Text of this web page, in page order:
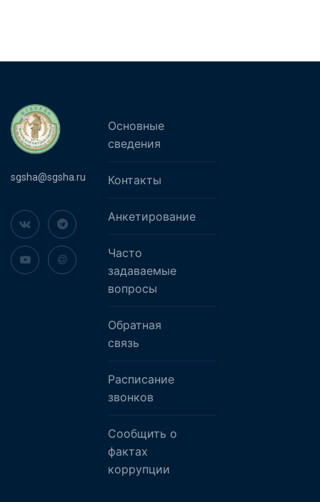
sgsha@sgsha.ru
Основные
сведения
Контакты
Анкетирование
Часто
задаваемые
вопросы
Обратная
связь
Расписание
звонков
Сообщить о
фактах
коррупции